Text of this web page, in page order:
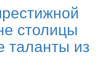
столицы
таланты из